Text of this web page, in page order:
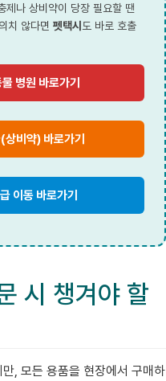
제나 상비약이 당장 필요할 땐
치 않다면 펫택시도 바로 호출
병원 바로가기
비약) 바로가기
이동 바로가기
시 챙겨야 할
, 모든 용품을 현장에서 구매하